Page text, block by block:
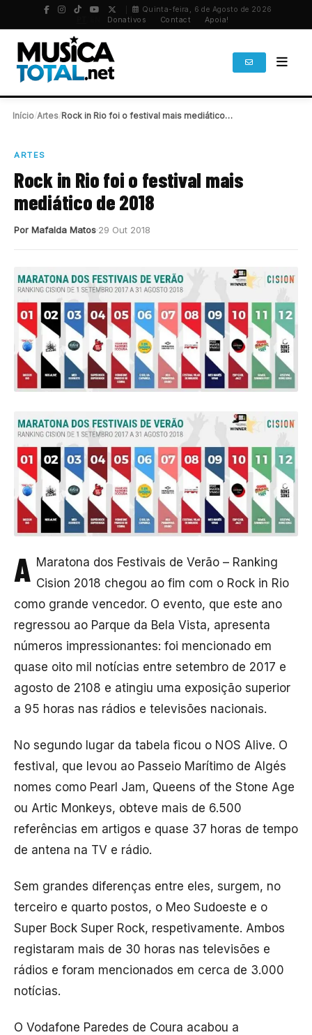
Quinta-feira, 6 de Agosto de 2026
Donativos Contact Apoia!
Início Artes Rock in Rio foi o festival mais mediático…
ARTES
Rock in Rio foi o festival mais
mediático de 2018
Por Mafalda Matos 29 Out 2018
A Maratona dos Festivais de Verão – Ranking
Cision 2018 chegou ao fim com o Rock in Rio
como grande vencedor. O evento, que este ano
regressou ao Parque da Bela Vista, apresenta
números impressionantes: foi mencionado em
quase oito mil notícias entre setembro de 2017 e
agosto de 2108 e atingiu uma exposição superior
a 95 horas nas rádios e televisões nacionais.
No segundo lugar da tabela ficou o NOS Alive. O
festival, que levou ao Passeio Marítimo de Algés
nomes como Pearl Jam, Queens of the Stone Age
ou Artic Monkeys, obteve mais de 6.500
referências em artigos e quase 37 horas de tempo
de antena na TV e rádio.
Sem grandes diferenças entre eles, surgem, no
terceiro e quarto postos, o Meo Sudoeste e o
Super Bock Super Rock, respetivamente. Ambos
registaram mais de 30 horas nas televisões e
rádios e foram mencionados em cerca de 3.000
notícias.
O Vodafone Paredes de Coura acabou a